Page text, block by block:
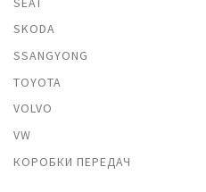
SKODA
SSANGYONG
TOYOTA
VOLVO
VW
КОРОБКИ ПЕРЕДАЧ